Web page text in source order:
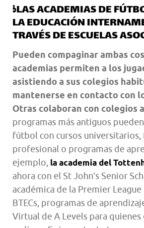
¿LAS ACADEMIAS DE
LA EDUCACIÓN
TRAVÉS DE ESCUELAS
Pueden compaginar ambas
academias permiten a los
asistiendo a sus colegios
mantenerse en contacto con
Otras colaboran con colegios
programas más antiguos
fútbol con cursos
profesional o programas de
ejemplo, la academia del
ahora con el St John’s Senior
académica de la Premier
BTECs, programas de
Virtual de A Levels para